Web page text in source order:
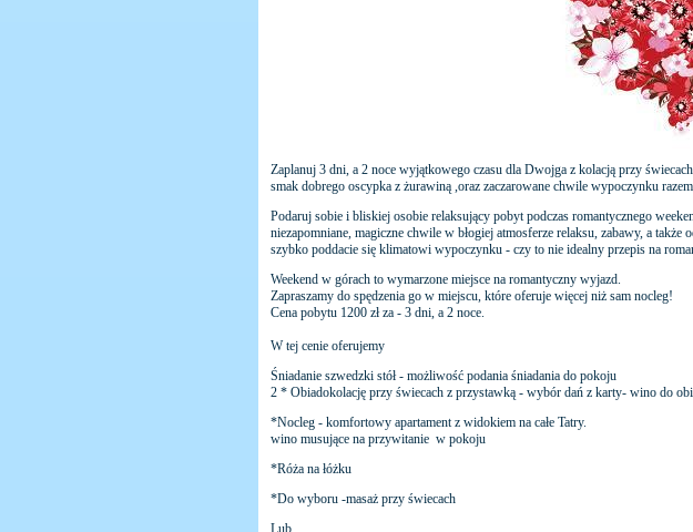
Zaplanuj 3 dni, a 2 noce wyjątkowego czasu dla Dwojga z kolacją przy
smak dobrego oscypka z żurawiną ,oraz zaczarowane chwile wypoczynku
Podaruj sobie i bliskiej osobie relaksujący pobyt podczas romantycznego
niezapomniane, magiczne chwile w błogiej atmosferze relaksu, zabawy, a
szybko poddacie się klimatowi wypoczynku - czy to nie idealny przepis na
Weekend w górach to wymarzone miejsce na romantyczny wyjazd.
Zapraszamy do spędzenia go w miejscu, które oferuje więcej niż sam nocleg!
Cena pobytu 1200 zł za - 3 dni, a 2 noce.
W tej cenie oferujemy
Śniadanie szwedzki stół - możliwość podania śniadania do pokoju
2 * Obiadokolację przy świecach z przystawką - wybór dań z karty- wino do
*Nocleg - komfortowy apartament z widokiem na całe Tatry.
wino musujące na przywitanie w pokoju
*Róża na łóżku
*Do wyboru -masaż przy świecach
Lub